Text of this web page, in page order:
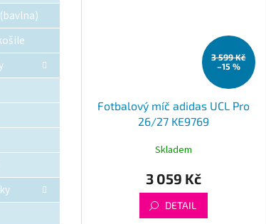
3 599 Kč
–15 %
Fotbalový míč adidas UCL Pro
26/27 KE9769
Skladem
3 059 Kč
DETAIL